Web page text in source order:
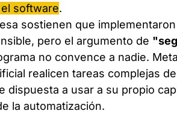
software.
sostienen que
pero el argumento de
no convence a nadie.
realicen tareas complejas
dispuesta a usar a su propio
la automatización.